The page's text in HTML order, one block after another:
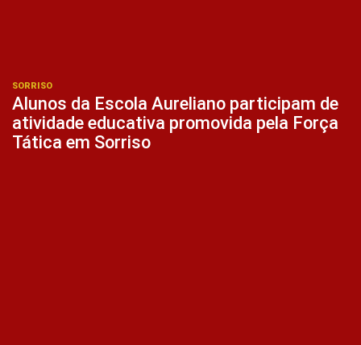
SORRISO
Alunos da Escola Aureliano participam de
atividade educativa promovida pela Força
Tática em Sorriso